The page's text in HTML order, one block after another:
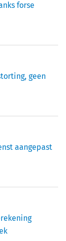
forse
geen
aangepast